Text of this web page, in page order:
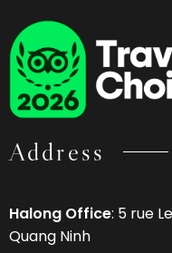
Address
Halong Office: 5 rue
Quang Ninh